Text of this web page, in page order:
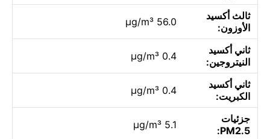
ثالث أكسيد
الأوزون:
56.0 µg/m³
ثاني أكسيد
النيتروجين:
0.4 µg/m³
ثاني أكسيد
الكبريت:
0.4 µg/m³
جزئيات
PM2.5:
5.1 µg/m³